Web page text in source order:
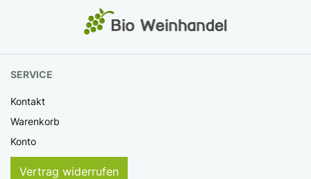
SERVICE
Kontakt
Warenkorb
Konto
Vertrag widerrufen